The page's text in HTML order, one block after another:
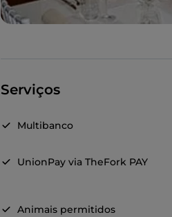
Serviços
Multibanco
UnionPay via TheFork PAY
Animais permitidos